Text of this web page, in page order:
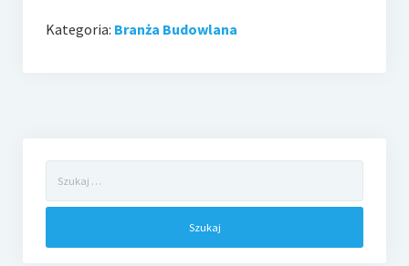
Kategoria: Branża Budowlana